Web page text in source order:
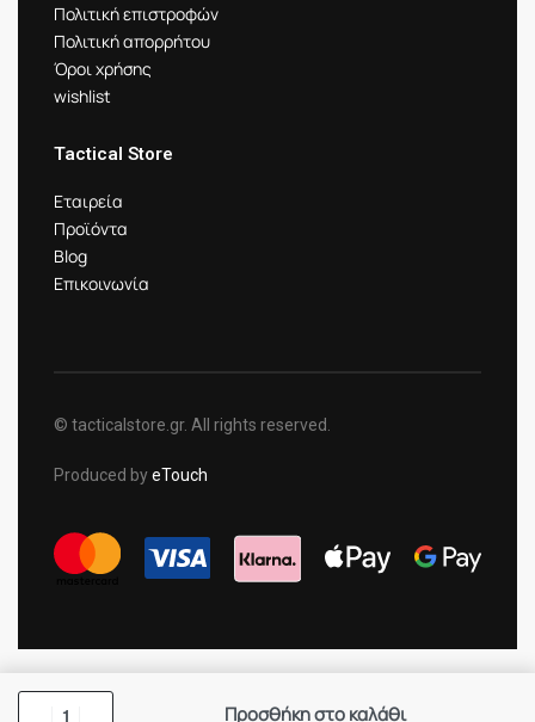
Πολιτική επιστροφών
Πολιτική απορρήτου
Όροι χρήσης
wishlist
Tactical Store
Εταιρεία
Προϊόντα
Blog
Επικοινωνία
© tacticalstore.gr. All rights reserved.
Produced byeTouch
Προσθήκη στο καλάθι